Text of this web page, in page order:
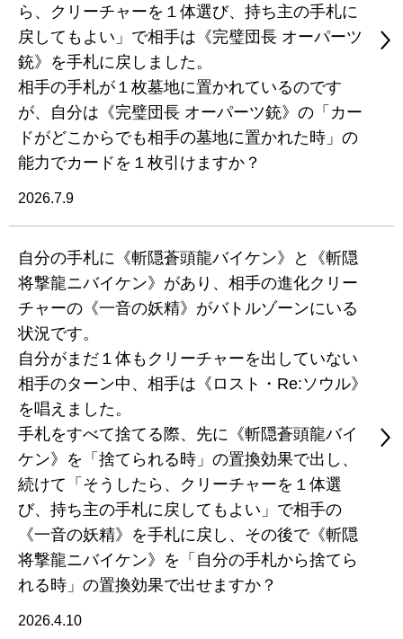
ら、クリーチャーを１体選び、持ち主の手札に
戻してもよい」で相手は《完璧団長 オーパーツ
銃》を手札に戻しました。
相手の手札が１枚墓地に置かれているのです
が、自分は《完璧団長 オーパーツ銃》の「カー
ドがどこからでも相手の墓地に置かれた時」の
能力でカードを１枚引けますか？
2026.7.9
自分の手札に《斬隠蒼頭龍バイケン》と《斬隠
将撃龍ニバイケン》があり、相手の進化クリー
チャーの《一音の妖精》がバトルゾーンにいる
状況です。
自分がまだ１体もクリーチャーを出していない
相手のターン中、相手は《ロスト・Re:ソウル》
を唱えました。
手札をすべて捨てる際、先に《斬隠蒼頭龍バイ
ケン》を「捨てられる時」の置換効果で出し、
続けて「そうしたら、クリーチャーを１体選
び、持ち主の手札に戻してもよい」で相手の
《一音の妖精》を手札に戻し、その後で《斬隠
将撃龍ニバイケン》を「自分の手札から捨てら
れる時」の置換効果で出せますか？
2026.4.10